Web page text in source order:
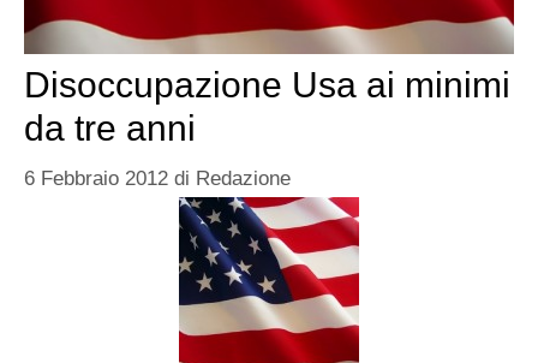
Disoccupazione Usa ai minimi
da tre anni
6 Febbraio 2012 di Redazione